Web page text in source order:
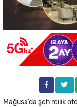
Mağusa’da şehircilik